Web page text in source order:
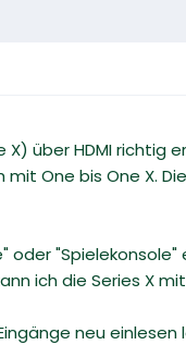
über HDMI richtig
One bis One X.
oder
ich die Series X
neu einlesen